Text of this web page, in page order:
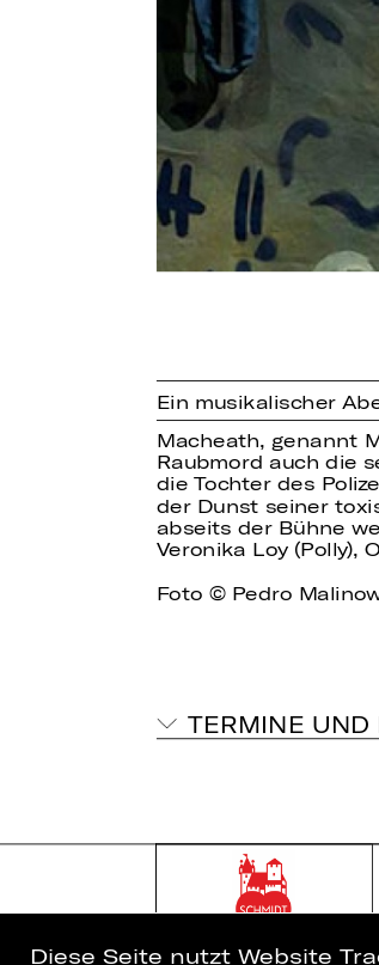
Ein musikalischer
Macheath, genannt
Raubmord auch die
die Tochter des
der Dunst seiner
abseits der Bühne
Veronika Loy (Polly),
Foto © Pedro
TERMINE UND
Diese Seite nutzt Website